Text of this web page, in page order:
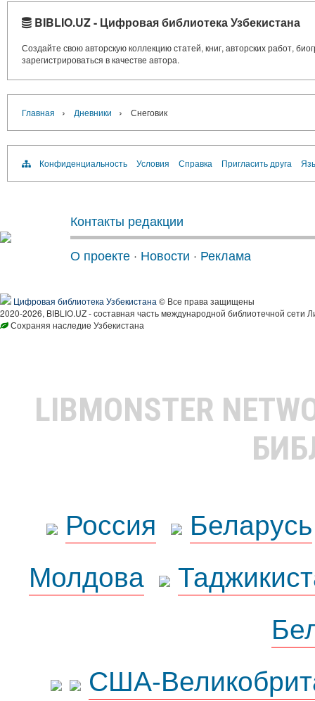
BIBLIO.UZ - Цифровая библиотека Узбекистана
Создайте свою авторскую коллекцию статей, книг, авторских работ,
зарегистрироваться в качестве автора.
Главная › Дневники › Снеговик
Конфиденциальность Условия Справка Пригласить друга
Контакты редакции
О проекте · Новости · Реклама
Цифровая библиотека Узбекистана © Все права защищены
2020-2026, BIBLIO.UZ - составная часть международной библиотечной сети
Сохраняя наследие Узбекистана
LIBMONSTER
Россия
Беларусь
Молдова
США-